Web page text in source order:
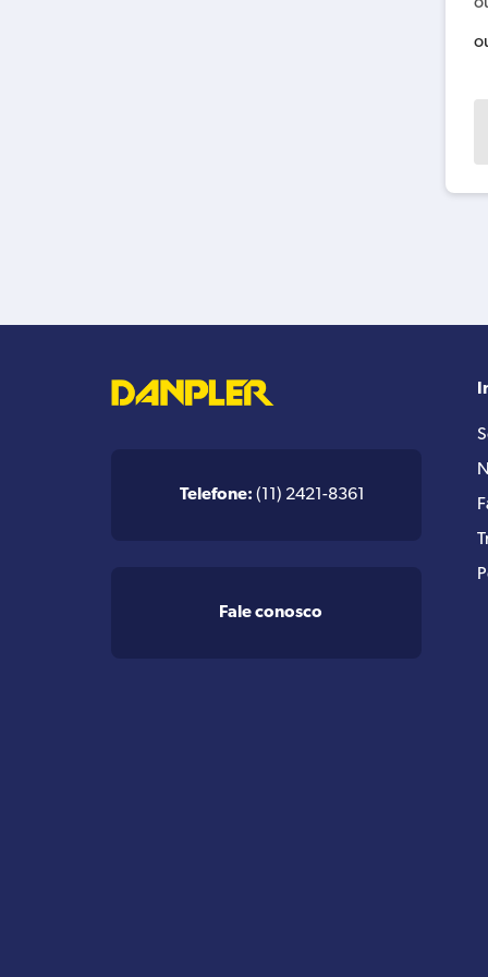
Telefone: (11) 2421-8361
Fale conosco